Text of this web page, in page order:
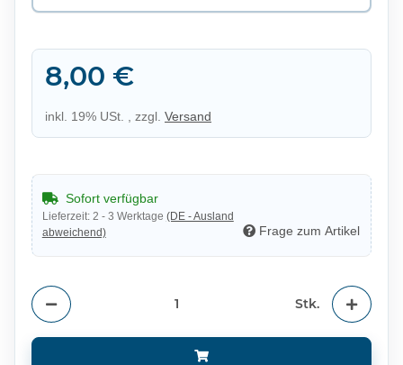
8,00 €
inkl. 19% USt. , zzgl. Versand
Sofort verfügbar
Lieferzeit: 2 - 3 Werktage (DE - Ausland
abweichend)
Frage zum Artikel
Stk.